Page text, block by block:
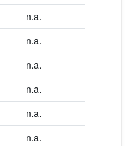
n.a.
n.a.
n.a.
n.a.
n.a.
n.a.